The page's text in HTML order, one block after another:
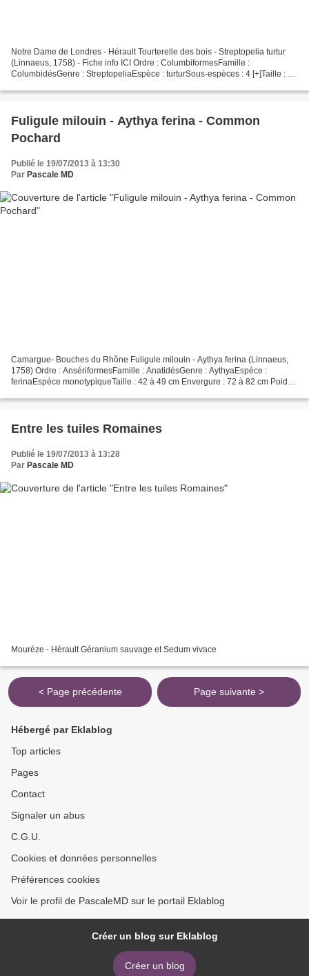
Notre Dame de Londres - Hérault Tourterelle des bois - Streptopelia turtur
(Linnaeus, 1758) - Fiche info ICI Ordre : ColumbiformesFamille :
ColumbidésGenre : StreptopeliaEspèce : turturSous-espèces : 4 [+]Taille : 26
Fuligule milouin - Aythya ferina - Common
Pochard
Publié le 19/07/2013 à 13:30
Par Pascale MD
Camargue- Bouches du Rhône Fuligule milouin - Aythya ferina (Linnaeus,
1758) Ordre : AnsériformesFamille : AnatidésGenre : AythyaEspèce :
ferinaEspèce monotypiqueTaille : 42 à 49 cm Envergure : 72 à 82 cm Poids :
Entre les tuiles Romaines
Publié le 19/07/2013 à 13:28
Par Pascale MD
Mourèze - Hérault Géranium sauvage et Sedum vivace
< Page précédente Page suivante >
Hébergé par Eklablog
Top articles
Pages
Contact
Signaler un abus
C.G.U.
Cookies et données personnelles
Préférences cookies
Voir le profil de PascaleMD sur le portail Eklablog
Créer un blog sur Eklablog
Créer un blog